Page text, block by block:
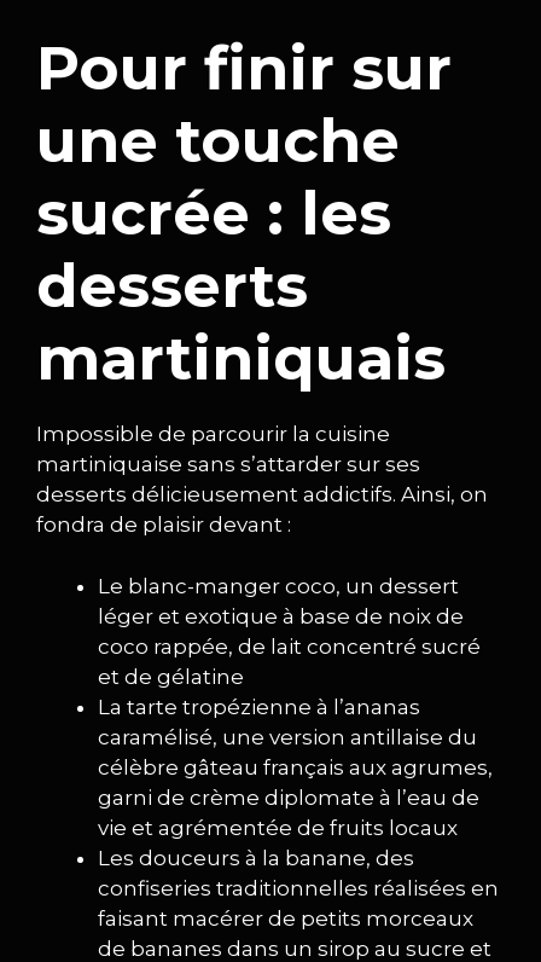
Pour finir sur
une touche
sucrée : les
desserts
martiniquais
Impossible de parcourir la cuisine
martiniquaise sans s’attarder sur ses
desserts délicieusement addictifs. Ainsi, on
fondra de plaisir devant :
Le blanc-manger coco, un dessert
léger et exotique à base de noix de
coco rappée, de lait concentré sucré
et de gélatine
La tarte tropézienne à l’ananas
caramélisé, une version antillaise du
célèbre gâteau français aux agrumes,
garni de crème diplomate à l’eau de
vie et agrémentée de fruits locaux
Les douceurs à la banane, des
confiseries traditionnelles réalisées en
faisant macérer de petits morceaux
de bananes dans un sirop au sucre et